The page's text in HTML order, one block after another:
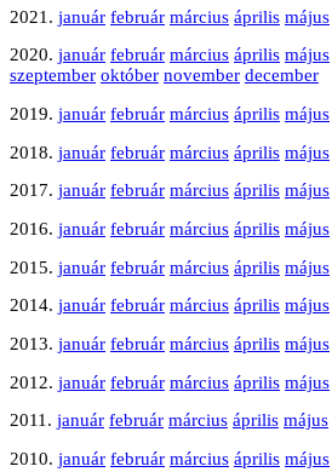
2021. január február március április május
2020. január február március április május
szeptember október november december
2019. január február március április május
2018. január február március április május
2017. január február március április május
2016. január február március április május
2015. január február március április május
2014. január február március április május
2013. január február március április május
2012. január február március április május
2011. január február március április május
2010. január február március április május